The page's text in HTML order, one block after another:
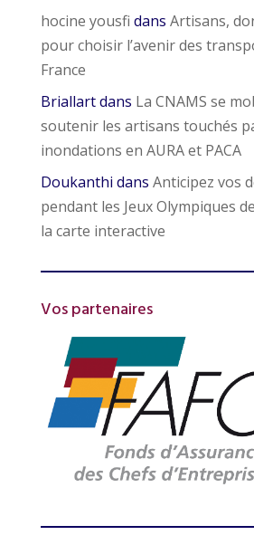
hocine yousfi dans Artisans,
pour choisir l’avenir des
France
Briallartdans La CNAMS se
soutenir les artisans touchés
inondations en AURA et PACA
Doukanthi dans Anticipez vos
pendant les Jeux Olympiques
la carte interactive
Vos partenaires